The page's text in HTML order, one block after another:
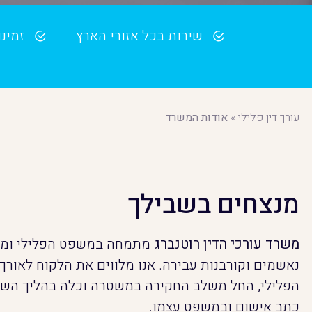
שירות בכל אזורי הארץ
עורך דין פלילי» אודות המשרד
מנצחים בשבילך
משרד עורכי הדין רוטנברג מתמחה במשפט הפלילי
נאשמים וקורבנות עבירה. אנו מלווים את הלקוח
הפלילי, החל משלב החקירה במשטרה וכלה בהליך
כתב אישום ובמשפט עצמו.